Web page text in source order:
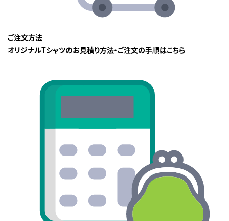
ご注文方法
オリジナルTシャツのお見積り方法・ご注文の手順はこちら